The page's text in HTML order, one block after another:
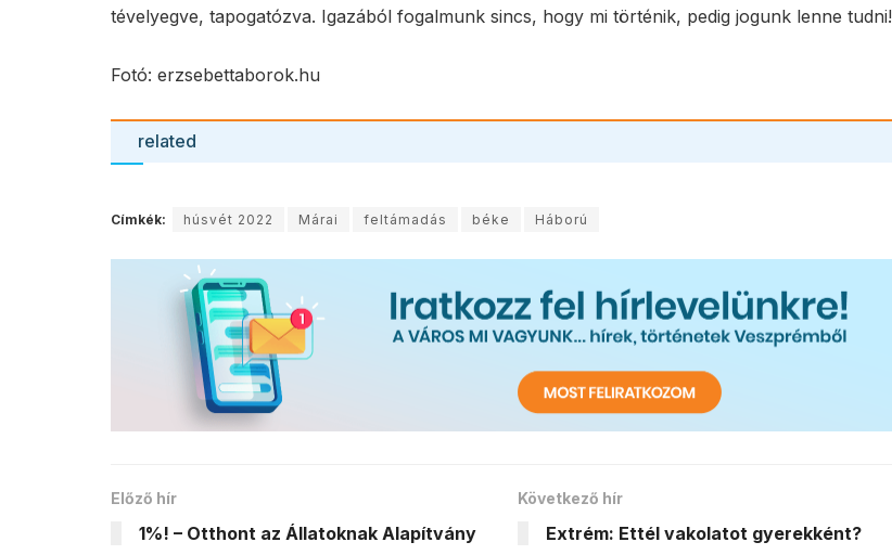
tévelyegve, tapogatózva. Igazából fogalmunk sincs, hogy mi történik, pedig jogunk lenne tudni!
Fotó: erzsebettaborok.hu
related
Címkék: húsvét 2022 Márai feltámadás béke Háború
Előző hír
1%! – Otthont az Állatoknak Alapítvány
Következő hír
Extrém: Ettél vakolatot gyerekként?